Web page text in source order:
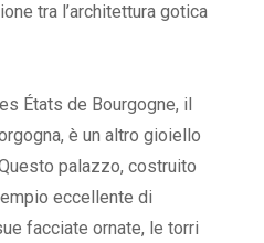
tra l’architettura gotica
États de Bourgogne, il
è un altro gioiello
palazzo, costruito
eccellente di
facciate ornate, le torri